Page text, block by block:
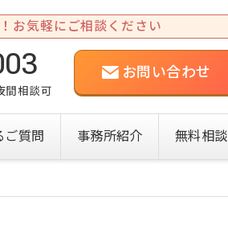
お気軽にご相談ください
間相談可
お問い合わせ
ご質問 事務所紹介 無料相談